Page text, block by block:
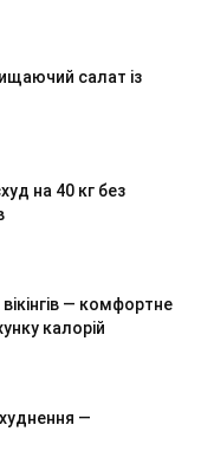
салат із
на 40 кг без
— комфортне
калорій
—